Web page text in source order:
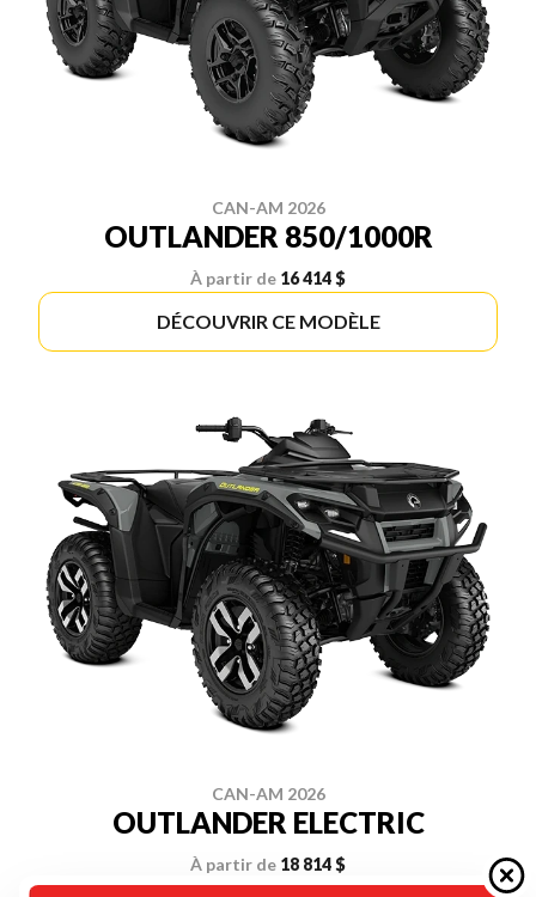
CAN-AM 2026
OUTLANDER 850/1000R
À partir de 16 414 $
DÉCOUVRIR CE MODÈLE
CAN-AM 2026
OUTLANDER ELECTRIC
À partir de 18 814 $